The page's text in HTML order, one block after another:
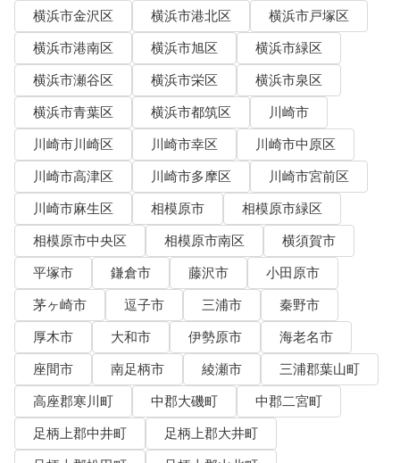
横浜市金沢区
横浜市港北区
横浜市戸塚区
横浜市港南区
横浜市旭区
横浜市緑区
横浜市瀬谷区
横浜市栄区
横浜市泉区
横浜市青葉区
横浜市都筑区
川崎市
川崎市川崎区
川崎市幸区
川崎市中原区
川崎市高津区
川崎市多摩区
川崎市宮前区
川崎市麻生区
相模原市
相模原市緑区
相模原市中央区
相模原市南区
横須賀市
平塚市
鎌倉市 藤沢市
小田原市
茅ヶ崎市
逗子市 三浦市
秦野市
厚木市
大和市 伊勢原市
海老名市
座間市
南足柄市 綾瀬市
三浦郡葉山町
高座郡寒川町
中郡大磯町
中郡二宮町
足柄上郡中井町
足柄上郡大井町